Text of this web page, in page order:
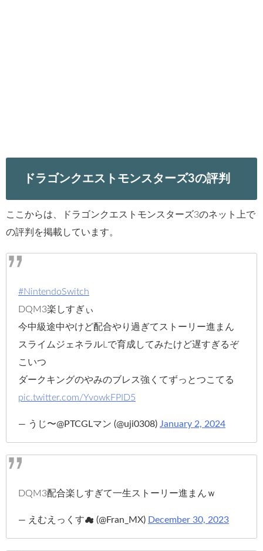
ドラゴンクエストモンスターズ3の評判
ここからは、ドラゴンクエストモンスターズ3のネット上で
の評判を掲載しています。
#NintendoSwitch
DQM3楽しすぎぃ
今中級途中やけど配合やり過ぎてストーリー進まん
スライムジェネラルLで育成してみたけど遅すぎるぞ
こいつ
ダークキングのやみのブレス強くてずっとつこてる
pic.twitter.com/YvowkFPID5
— うじ〜@PTCGLマン (@uji0308) January 2, 2024
DQM3配合楽しすぎて一生ストーリー進まんｗ
— えむえっくす☁ (@Fran_MX) December 30, 2023